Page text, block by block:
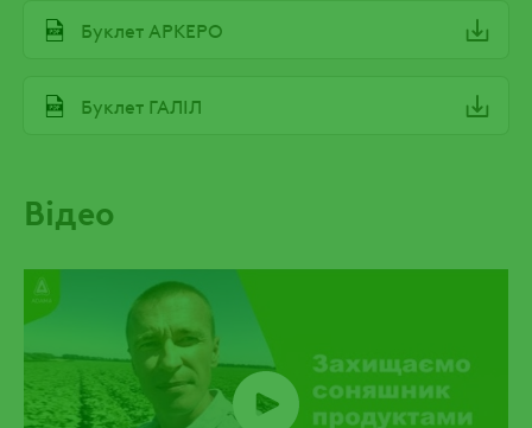
File
Буклет АРКЕРО
File
Буклет ГАЛІЛ
Відео